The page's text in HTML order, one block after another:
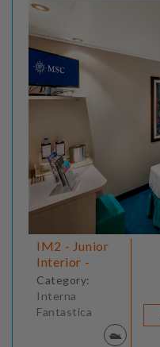
IM2 - Junior
Interior -
Category:
Interna
Fantastica